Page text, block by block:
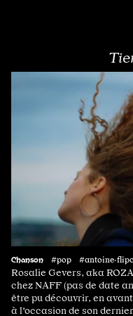
Chanson #pop
Rosalie Gevers, aka
chez NAFF (pas de date
être pu découvrir, en
à l'occasion de son